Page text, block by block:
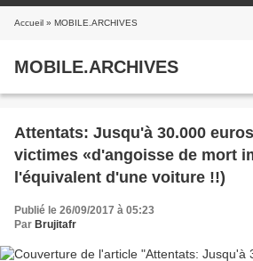
Accueil » MOBILE.ARCHIVES
MOBILE.ARCHIVES
Attentats: Jusqu'à 30.000
victimes «d'angoisse de mort
l'équivalent d'une voiture !!)
Publié le 26/09/2017 à 05:23
Par Brujitafr